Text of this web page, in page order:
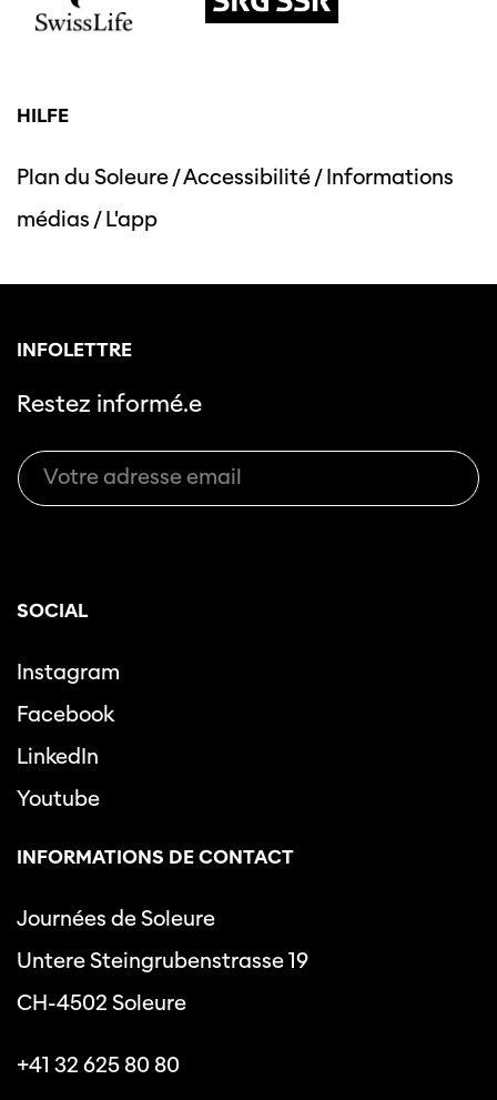
HILFE
Plan du Soleure/Accessibilité/Informations
médias /L'app
INFOLETTRE
Restez informé.e
SOCIAL
Instagram
Facebook
LinkedIn
Youtube
INFORMATIONS DE CONTACT
Journées de Soleure
Untere Steingrubenstrasse 19
CH-4502 Soleure
+41 32 625 80 80